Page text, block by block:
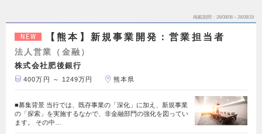
掲載期間 26/08/06～26/08/19
NEW 【熊本】新規事業開発：営業担当者
法人営業（金融）
株式会社肥後銀行
400万円 ～ 1249万円 熊本県
■募集背景 当行では、既存事業の「深化」に加え、新規事業
の「探索」を実施するなかで、非金融部門の強化を図ってい
ます。 その中…